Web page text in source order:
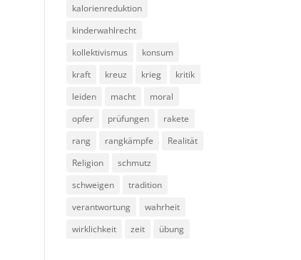
kalorienreduktion
kinderwahlrecht
kollektivismus
konsum
kraft
kreuz krieg
kritik
leiden
macht
moral
opfer
prüfungen
rakete
rang
rangkämpfe
Realität
Religion
schmutz
schweigen
tradition
verantwortung
wahrheit
wirklichkeit
zeit übung